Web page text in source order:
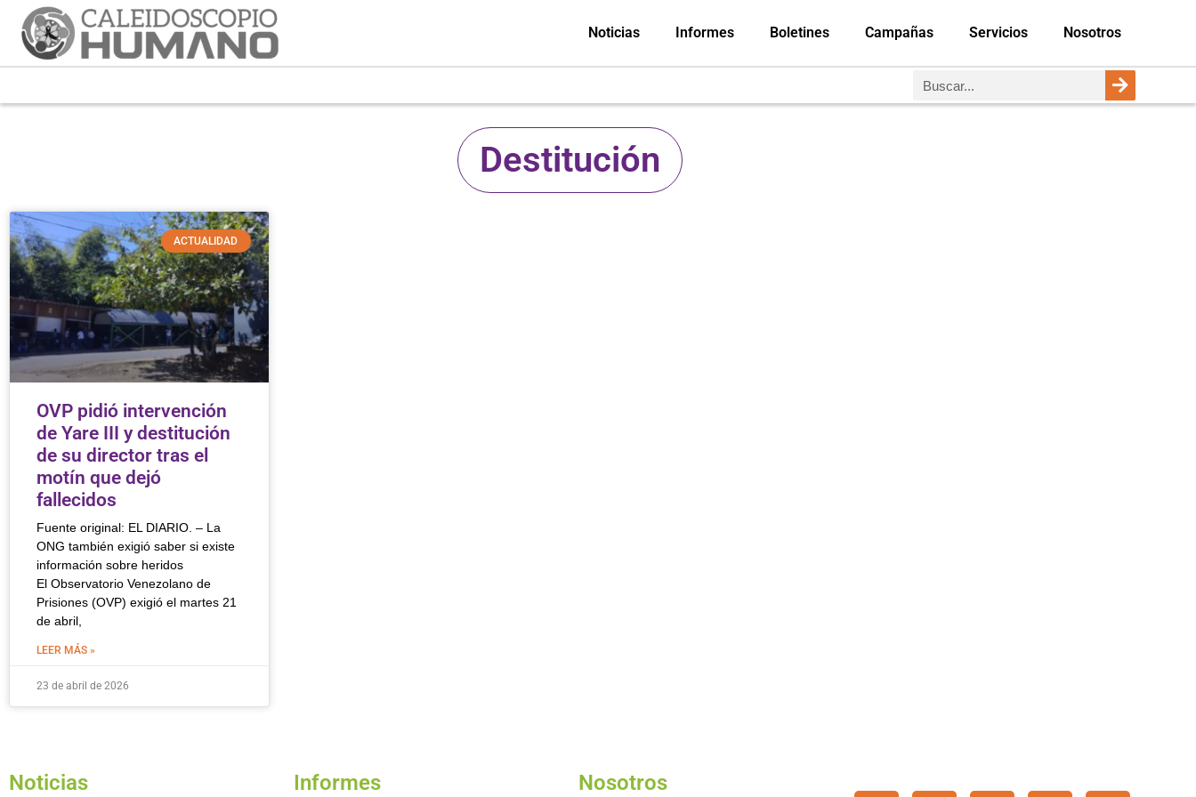
Noticias Informes Boletines Campañas Servicios Nosotros
Destitución
ACTUALIDAD
OVP pidió intervención
de Yare III y destitución
de su director tras el
motín que dejó
fallecidos
Fuente original: EL DIARIO. – La
ONG también exigió saber si existe
información sobre heridos
El Observatorio Venezolano de
Prisiones (OVP) exigió el martes 21
de abril,
LEER MÁS »
23 de abril de 2026
Noticias Informes Nosotros